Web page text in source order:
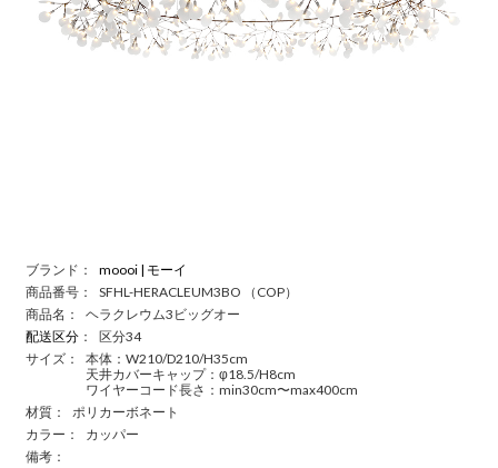
ブランド：
moooi | モーイ
商品番号：
SFHL-HERACLEUM3BO （COP）
商品名：
ヘラクレウム3ビッグオー
配送区分 ：
区分34
サイズ：
本体：W210/D210/H35cm
天井カバーキャップ：φ18.5/H8cm
ワイヤーコード長さ：min30cm〜max400cm
材質：
ポリカーボネート
カラー：
カッパー
備考：